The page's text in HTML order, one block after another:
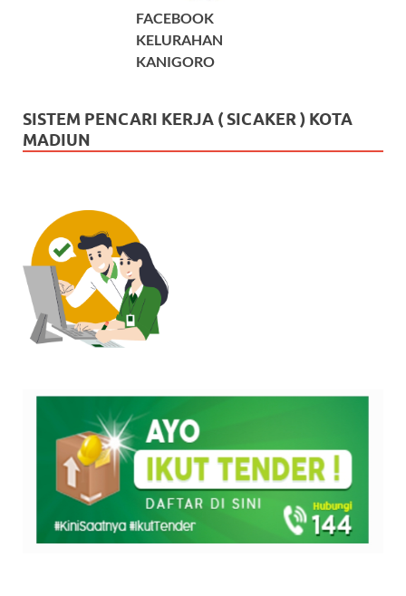
FACEBOOK
KELURAHAN
KANIGORO
SISTEM PENCARI KERJA ( SICAKER ) KOTA
MADIUN